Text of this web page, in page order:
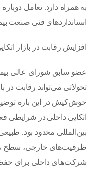
به همراه دارد. تعامل دوباره
استانداردهای فنی صنعت
افزایش رقابت در بازار
عضو سابق شورای عالی
تحولاتی می‌تواند رقابت در
خوش‌کیش در این باره
اتکایی داخلی در شرایطی
بین‌المللی محدود بود.
ظرفیت‌های خارجی، سطح
شرکت‌های داخلی برای حفظ